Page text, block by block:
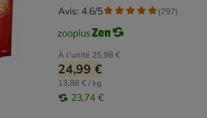
À l'unité 25,98 €
24,99 €
13,88 € / kg
23,74 €
Avis: 4.6/5 (797)